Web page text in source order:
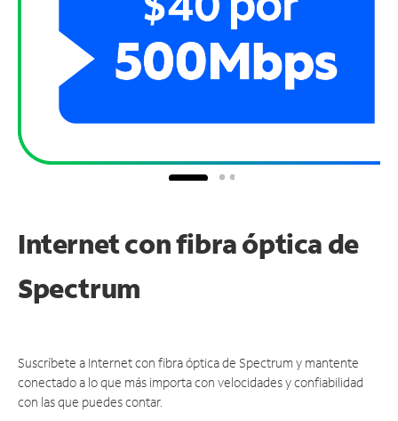
Internet con fibra óptica de
Spectrum
Suscríbete a Internet con fibra óptica de Spectrum y mantente
conectado a lo que más importa con velocidades y confiabilidad
con las que puedes contar.